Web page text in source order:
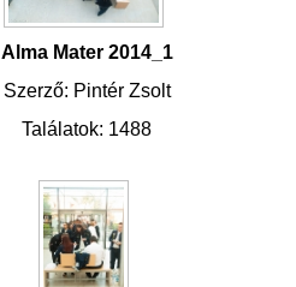
Alma Mater 2014_1
Szerző: Pintér Zsolt
Találatok: 1488